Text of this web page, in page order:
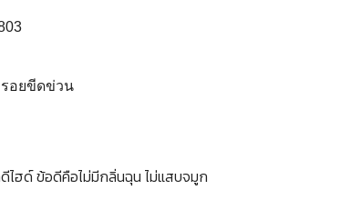
อยขีดข่วน
ไฮด์ ข้อดีคือไม่มีกลิ่นฉุน ไม่แสบจมูก